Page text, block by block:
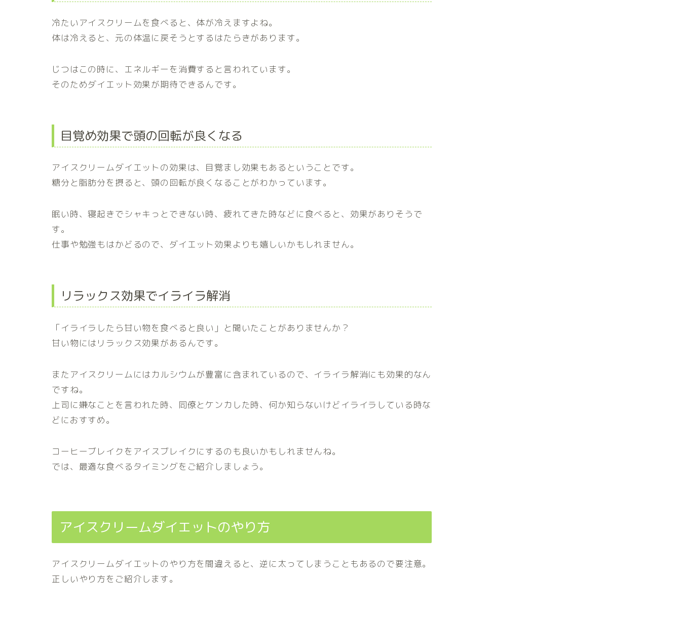
冷たいアイスクリームを食べると、体が冷えますよね。
体は冷えると、元の体温に戻そうとするはたらきがあります。
じつはこの時に、エネルギーを消費すると言われています。
そのためダイエット効果が期待できるんです。
目覚め効果で頭の回転が良くなる
アイスクリームダイエットの効果は、目覚まし効果もあるということです。
糖分と脂肪分を摂ると、頭の回転が良くなることがわかっています。
眠い時、寝起きでシャキっとできない時、疲れてきた時などに食べると、効果がありそうで
す。
仕事や勉強もはかどるので、ダイエット効果よりも嬉しいかもしれません。
リラックス効果でイライラ解消
「イライラしたら甘い物を食べると良い」と聞いたことがありませんか？
甘い物にはリラックス効果があるんです。
またアイスクリームにはカルシウムが豊富に含まれているので、イライラ解消にも効果的なん
ですね。
上司に嫌なことを言われた時、同僚とケンカした時、何か知らないけどイライラしている時な
どにおすすめ。
コーヒーブレイクをアイスブレイクにするのも良いかもしれませんね。
では、最適な食べるタイミングをご紹介しましょう。
アイスクリームダイエットのやり方
アイスクリームダイエットのやり方を間違えると、逆に太ってしまうこともあるので要注意。
正しいやり方をご紹介します。